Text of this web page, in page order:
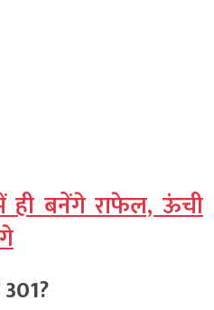
ही बनेंगे राफेल, ऊंची